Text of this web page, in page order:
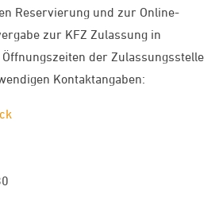
Reservierung und zur Online-
zur KFZ Zulassung in
der Zulassungsstelle
Kontaktangaben: